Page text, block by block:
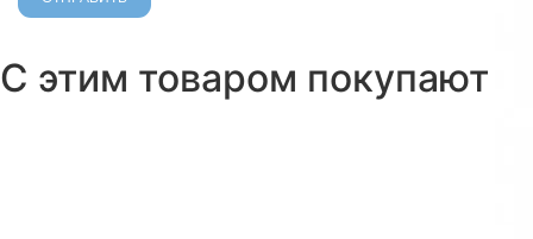
С этим товаром покупают